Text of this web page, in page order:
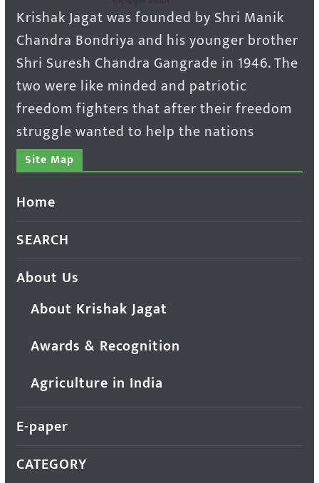
Krishak Jagat was founded by Shri Manik
Chandra Bondriya and his younger brother
Shri Suresh Chandra Gangrade in 1946. The
two were like minded and patriotic
freedom fighters that after their freedom
struggle wanted to help the nations
Site Map
Home
SEARCH
About Us
About Krishak Jagat
Awards & Recognition
Agriculture in India
E-paper
CATEGORY